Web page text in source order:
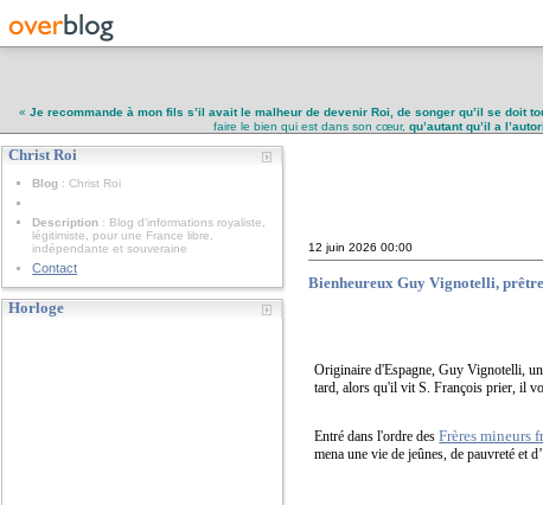
« Je recommande à mon fils s’il avait le malheur de devenir Roi, de songer qu’il se doit
faire le bien qui est dans son cœur, qu’autant qu’il a
Christ Roi
Blog : Christ Roi
Description : Blog d'informations royaliste,
légitimiste, pour une France libre,
indépendante et souveraine
Contact
Horloge
12 juin 2026 00:00
Bienheureux Guy Vignotelli,
Originaire d'Espagne, Guy Vignotelli,
tard, alors qu'il vit S. François prier, il
Entré dans l'ordre desFrères mineurs
mena une vie de jeûnes, de pauvreté et